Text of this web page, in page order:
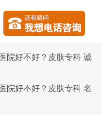
院好不好？皮肤专科 诚
院好不好？皮肤专科 名